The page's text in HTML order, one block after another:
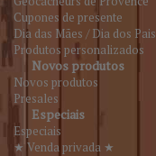
Cupones de presente
Dia das Mães / Dia dos Pais
Produtos personalizados
Novos produtos
Novos produtos
Presales
Especiais
Especiais
★ Venda privada ★